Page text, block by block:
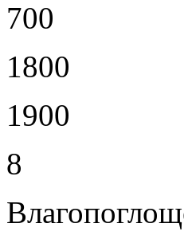
700
1800
1900
8